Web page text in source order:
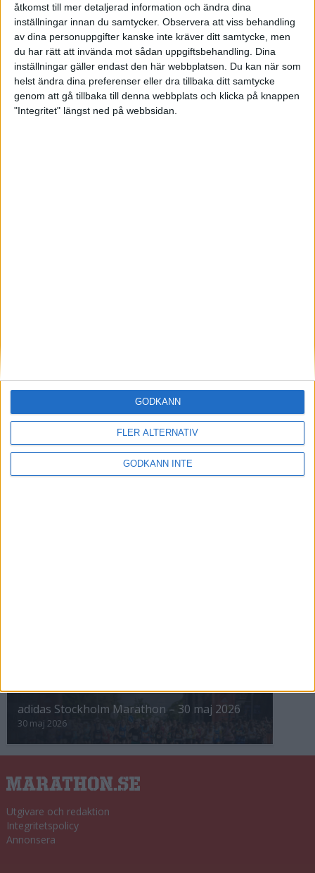
åtkomst till mer detaljerad information och ändra dina
inställningar innan du samtycker. Observera att viss behandling
av dina personuppgifter kanske inte kräver ditt samtycke, men
du har rätt att invända mot sådan uppgiftsbehandling. Dina
inställningar gäller endast den här webbplatsen. Du kan när som
helst ändra dina preferenser eller dra tillbaka ditt samtycke
genom att gå tillbaka till denna webbplats och klicka på knappen
"Integritet" längst ned på webbsidan.
FLER ALTERNATIV
GODKÄNN INTE
GODKÄNN
Intresset ökar för Lidingöloppet
26 jun 1998
Värmemara
väntarvärldsmästaraspiranter
24 jun 1998
ASIEN
Berlin Marathon - ett lopp genom
8 okt 1995• Arkiv• Reseberättelser från
adidas Stockholm Marathon – 30 maj 2026
30 maj 2026
Utgivare och redaktion
Integritetspolicy
Annonsera